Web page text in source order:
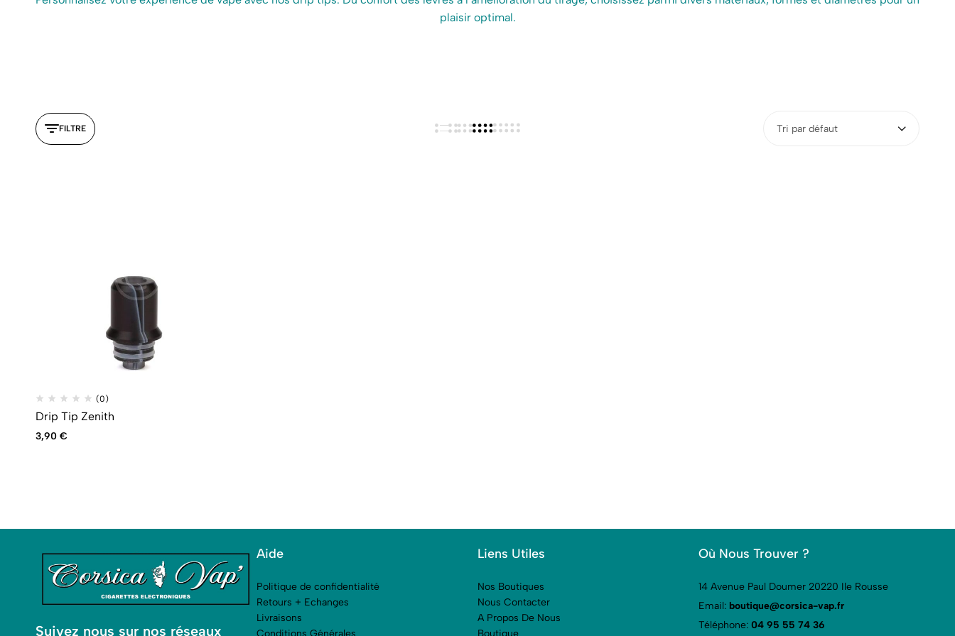
plaisir optimal.
FILTRE Tri par défaut
(0)
Drip Tip Zenith
3,90 €
Suivez nous sur nos réseaux
Aide
Politique de confidentialité
Retours + Echanges
Livraisons
Conditions Générales
Liens Utiles
Nos Boutiques
Nous Contacter
A Propos De Nous
Boutique
Où Nous Trouver ?
14 Avenue Paul Doumer 20220 Ile Rousse
Email: boutique@corsica-vap.fr
Téléphone: 04 95 55 74 36